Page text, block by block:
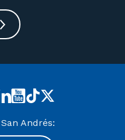
Andrés: